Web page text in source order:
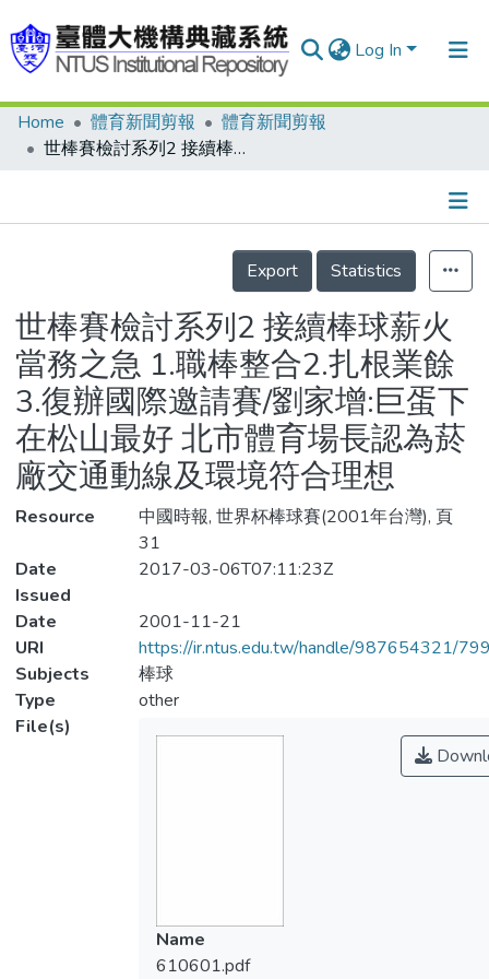
Log In
Communities & Collections
Statistics
Home 體育新聞剪報
體育新聞剪報
世棒賽檢討系列2 接續棒球薪火當務之急 1.職棒整合2.扎根業餘3.復辦國際邀請賽/劉家增:巨蛋下在松山最好 北市體育場長認為菸廠交通動線及環境符合理想
Details
Export
Statistics
世棒賽檢討系列2 接續棒球薪火
當務之急 1.職棒整合2.扎根業餘
3.復辦國際邀請賽/劉家增:巨蛋下
在松山最好 北市體育場長認為菸
廠交通動線及環境符合理想
Resource
中國時報, 世界杯棒球賽(2001年台灣), 頁
31
Date
Issued
2017-03-06T07:11:23Z
Date
2001-11-21
URI
https://ir.ntus.edu.tw/handle/987654321/
Subjects
棒球
Type
other
File(s)
Name
610601.pdf